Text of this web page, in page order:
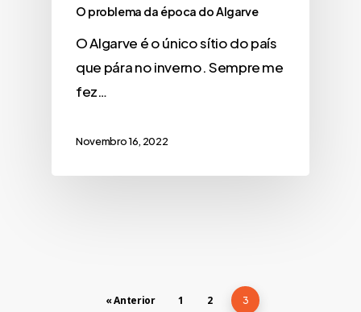
O problema da época do Algarve
O Algarve é o único sítio do país
que pára no inverno. Sempre me
fez…
Novembro 16, 2022
« Anterior 1 2 3